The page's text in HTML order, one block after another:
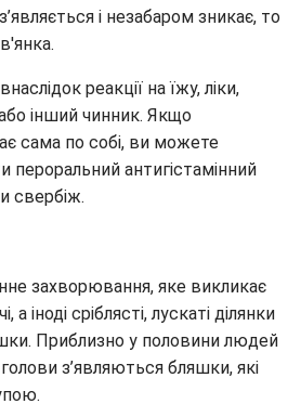
і незабаром зникає, то
реакції на їжу, ліки,
інший чинник. Якщо
сама по собі, ви можете
пероральний антигістамінний
свербіж.
захворювання, яке викликає
а іноді сріблясті, лускаті ділянки
Приблизно у половини людей
з’являються бляшки, які